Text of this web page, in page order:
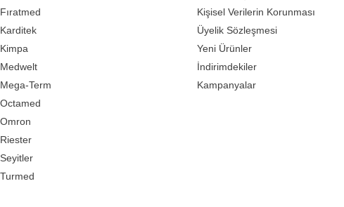
Fıratmed
Karditek
Kimpa
Medwelt
Mega-Term
Octamed
Omron
Riester
Seyitler
Turmed
Kişisel Verilerin Korunması
Üyelik Sözleşmesi
Yeni Ürünler
İndirimdekiler
Kampanyalar